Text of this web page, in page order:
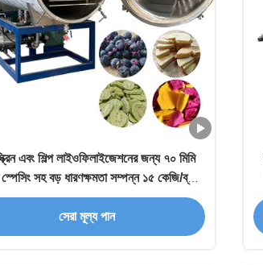
এবং শিল্প লাইওফিলাইজেশনের জন্য ৭০ মিমি
সহ বড় ধারণক্ষমতা সম্পন্ন ১৫ কেজি/ব্যাচ
ফ্রিজ ড্রায়ার
সেরা মূল্য পান